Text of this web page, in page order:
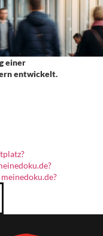
einer
entwickelt.